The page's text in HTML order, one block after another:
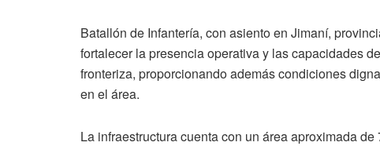
Batallón de Infantería, con asiento en Jimaní,
fortalecer la presencia operativa y las capacidades
fronteriza, proporcionando además condiciones
en el área.
La infraestructura cuenta con un área aproximada